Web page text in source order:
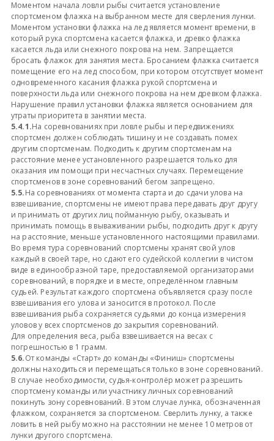
Моментом начала ловли рыбы считается установление
спортсменом флажка на выбранном месте для сверления лунки.
Моментом установки флажка на лед является момент времени, в
который рука спортсмена касается флажка, и древко флажка
касается льда или снежного покрова на нем. Запрещается
бросать флажок для занятия места. Бросанием флажка считается
помещение его на лед способом, при котором отсутствует момент
одновременного касания флажка рукой спортсмена и
поверхности льда или снежного покрова на нем древком флажка.
Нарушение правил установки флажка является основанием для
утраты приоритета в занятии места.
5.4.1.На соревнованиях при ловле рыбы и передвижениях
спортсмен должен соблюдать тишину и не создавать помех
другим спортсменам. Подходить к другим спортсменам на
расстояние менее установленного разрешается только для
оказания им помощи при несчастных случаях. Перемещение
спортсменов в зоне соревнований бегом запрещено.
5.5.На соревнованиях от момента старта и до сдачи улова на
взвешивание, спортсмены не имеют права передавать друг другу
и принимать от других лиц пойманную рыбу, оказывать и
принимать помощь в вываживании рыбы, подходить друг к другу
на расстояние, меньше установленного настоящими правилами.
Во время тура соревнований спортсмены хранят свой улов
каждый в своей таре, но сдают его судейской коллегии в чистом
виде в единообразной таре, предоставляемой организаторами
соревнований, в порядке и в месте, определённом главным
судьей. Результат каждого спортсмена объявляется сразу после
взвешивания его улова и заносится в протокол. После
взвешивания рыба сохраняется судьями до конца измерения
уловов у всех спортсменов до закрытия соревнований.
Для определения веса, рыба взвешивается на весах с
погрешностью в 1 грамм.
5.6.От команды «Старт» до команды «Финиш» спортсмены
должны находиться и перемещаться только в зоне соревнований.
В случае необходимости, судья-контролёр может разрешить
спортсмену команды или участнику личных соревнований
покинуть зону соревнований. В этом случае лунка, обозначенная
флажком, сохраняется за спортсменом. Сверлить лунку, а также
ловить в ней рыбу можно на расстоянии не менее 10 метров от
лунки другого спортсмена.